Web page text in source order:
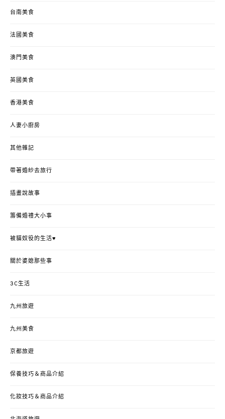
台南美食
法國美食
澳門美食
英國美食
香港美食
人妻小廚房
其他雜記
帶著婚紗去旅行
插畫說故事
籌備婚禮大小事
被貓奴役的生活♥
關於婆媳那些事
3C生活
九州旅遊
九州美食
京都旅遊
保養技巧＆商品介紹
化妝技巧＆商品介紹